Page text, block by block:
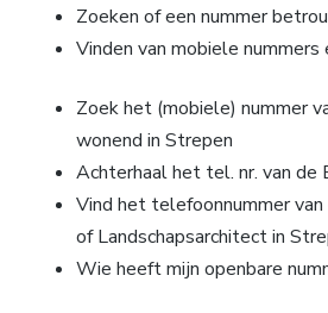
Zoeken of een nummer
Vinden van mobiele nummers
Zoek het (mobiele) nummer
wonend in Strepen
Achterhaal het tel. nr. van de
Vind het telefoonnummer
of Landschapsarchitect in
Wie heeft mijn openbare